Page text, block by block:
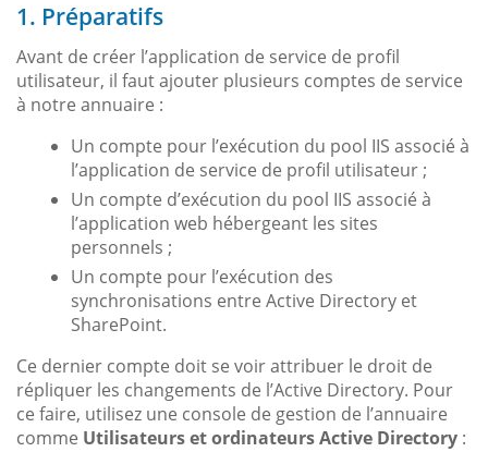
1. Préparatifs
Avant de créer l’application de service de profil
utilisateur, il faut ajouter plusieurs comptes de service
à notre annuaire :
Un compte pour l’exécution du pool IIS associé à
l’application de service de profil utilisateur ;
Un compte d’exécution du pool IIS associé à
l’application web hébergeant les sites
personnels ;
Un compte pour l’exécution des
synchronisations entre Active Directory et
SharePoint.
Ce dernier compte doit se voir attribuer le droit de
répliquer les changements de l’Active Directory. Pour
ce faire, utilisez une console de gestion de l’annuaire
comme Utilisateurs et ordinateurs Active Directory :